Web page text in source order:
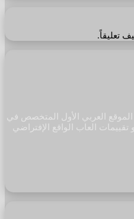
تعليقاً.
عالم الواقع الإفتراضي | Realm VR الموقع العربي الأول المتخصص في
العاب الواقع الإفتراضي